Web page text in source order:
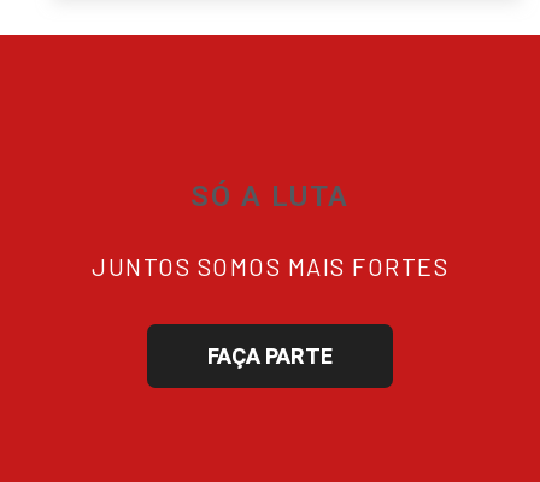
SÓ A LUTA
JUNTOS SOMOS MAIS FORTES
FAÇA PARTE